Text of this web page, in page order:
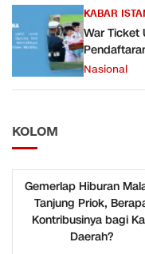
KABAR
War Ticket
Nasional
KOLOM
Gemerlap Hiburan
Tanjung Priok,
Kontribusinya bagi
Daerah?